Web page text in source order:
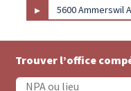
▸ 5600 Ammerswil
Trouver l’office